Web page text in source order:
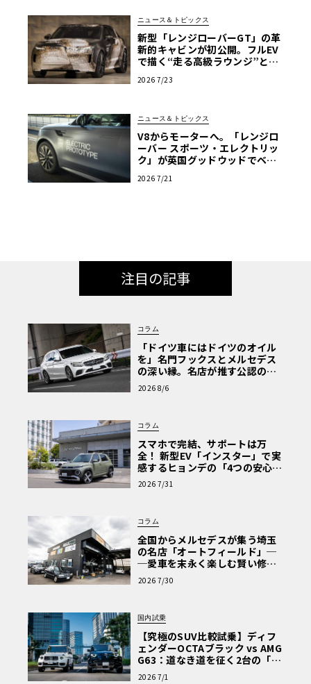
ニュース＆トピックス
新型「レンジローバーGT」の革
新的キャビンが初公開。フルEV
で描く“走る高級ラウンジ”とい
2026 7/23
ニュース＆トピックス
V8からモーターへ。「レンジロ
ーバー スポーツ・エレクトリッ
ク」が英国グッドウッドでベー
2026 7/21
注目の記事
コラム
「ドイツ車にはドイツのオイル
を」名門フックスとメルセデス
の深い縁。名店が推す公認の安
心と、Cクラスで味わうシルキー
な走り〈PR〉
2026 8/6
コラム
スマホで完結、サポートは万
全！ 新型EV「インスター」で実
感するヒョンデの「4つの安心」
【第1回・ヒョンデ6つの疑問：
Why? Hyundai?】〈PR〉
2026 7/31
コラム
全国からメルセデスが集う埼玉
の名店「オートフィールド」─
─愛車を末永く楽しむ賢い修理
術と、プロがフックス製オイル
を選ぶ理由〈PR〉
2026 7/30
国内試乗
【究極のSUV比較試乗】ディフ
ェンダーOCTAブラック vs AMG
G63：道なき道を征く2台の「対
極的アプローチ」
2026 7/1